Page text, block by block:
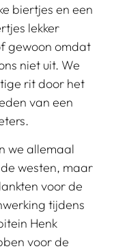
biertjes en een
lekker
gewoon omdat
niet uit. We
rit door het
van een
we allemaal
westen, maar
voor de
tijdens
Henk
voor de